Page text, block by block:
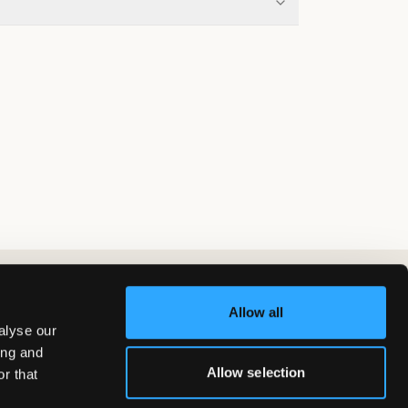
our
and
that
Allow all
Allow selection